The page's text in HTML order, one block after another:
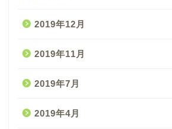
2019年12月
2019年11月
2019年7月
2019年4月